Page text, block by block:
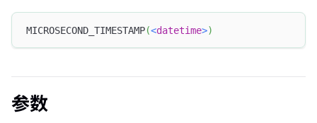
MICROSECOND_TIMESTAMP(<datetime>)
参数